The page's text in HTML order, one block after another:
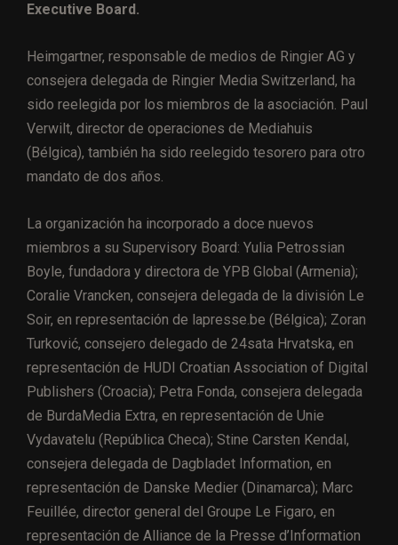
Executive Board.
Heimgartner, responsable de medios de Ringier AG y
consejera delegada de Ringier Media Switzerland, ha
sido reelegida por los miembros de la asociación. Paul
Verwilt, director de operaciones de Mediahuis
(Bélgica), también ha sido reelegido tesorero para otro
mandato de dos años.
La organización ha incorporado a doce nuevos
miembros a su Supervisory Board: Yulia Petrossian
Boyle, fundadora y directora de YPB Global (Armenia);
Coralie Vrancken, consejera delegada de la división Le
Soir, en representación de lapresse.be (Bélgica); Zoran
Turković, consejero delegado de 24sata Hrvatska, en
representación de HUDI Croatian Association of Digital
Publishers (Croacia); Petra Fonda, consejera delegada
de BurdaMedia Extra, en representación de Unie
Vydavatelu (República Checa); Stine Carsten Kendal,
consejera delegada de Dagbladet Information, en
representación de Danske Medier (Dinamarca); Marc
Feuillée, director general del Groupe Le Figaro, en
representación de Alliance de la Presse d’Information